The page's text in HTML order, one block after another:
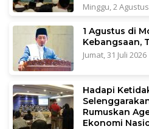
Minggu, 2
1 Agustus di
Kebangsaan,
Jumat, 31 Juli
Hadapi
Rumuskan
Ekonomi